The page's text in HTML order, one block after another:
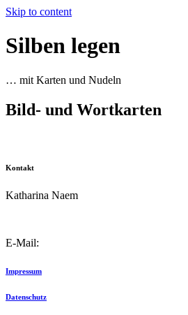
Skip to content
Silben legen
… mit Karten und Nudeln
Bild- und Wortkarten
Kontakt
Katharina Naem
E-Mail:
Impressum
Datenschutz